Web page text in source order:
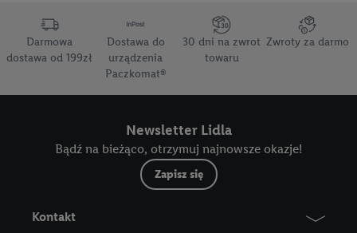
Darmowa
dostawa od 199zł
Dostawa do
urządzenia
Paczkomat®
30 dni na zwrot
towaru
Zwroty za darmo
Newsletter Lidla
Bądź na bieżąco, otrzymuj najnowsze okazje!
Zapisz się
Kontakt